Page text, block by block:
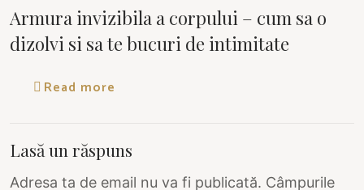
Armura invizibila a corpului – cum sa o
dizolvi si sa te bucuri de intimitate
Read more
Lasă un răspuns
Adresa ta de email nu va fi publicată. Câmpurile